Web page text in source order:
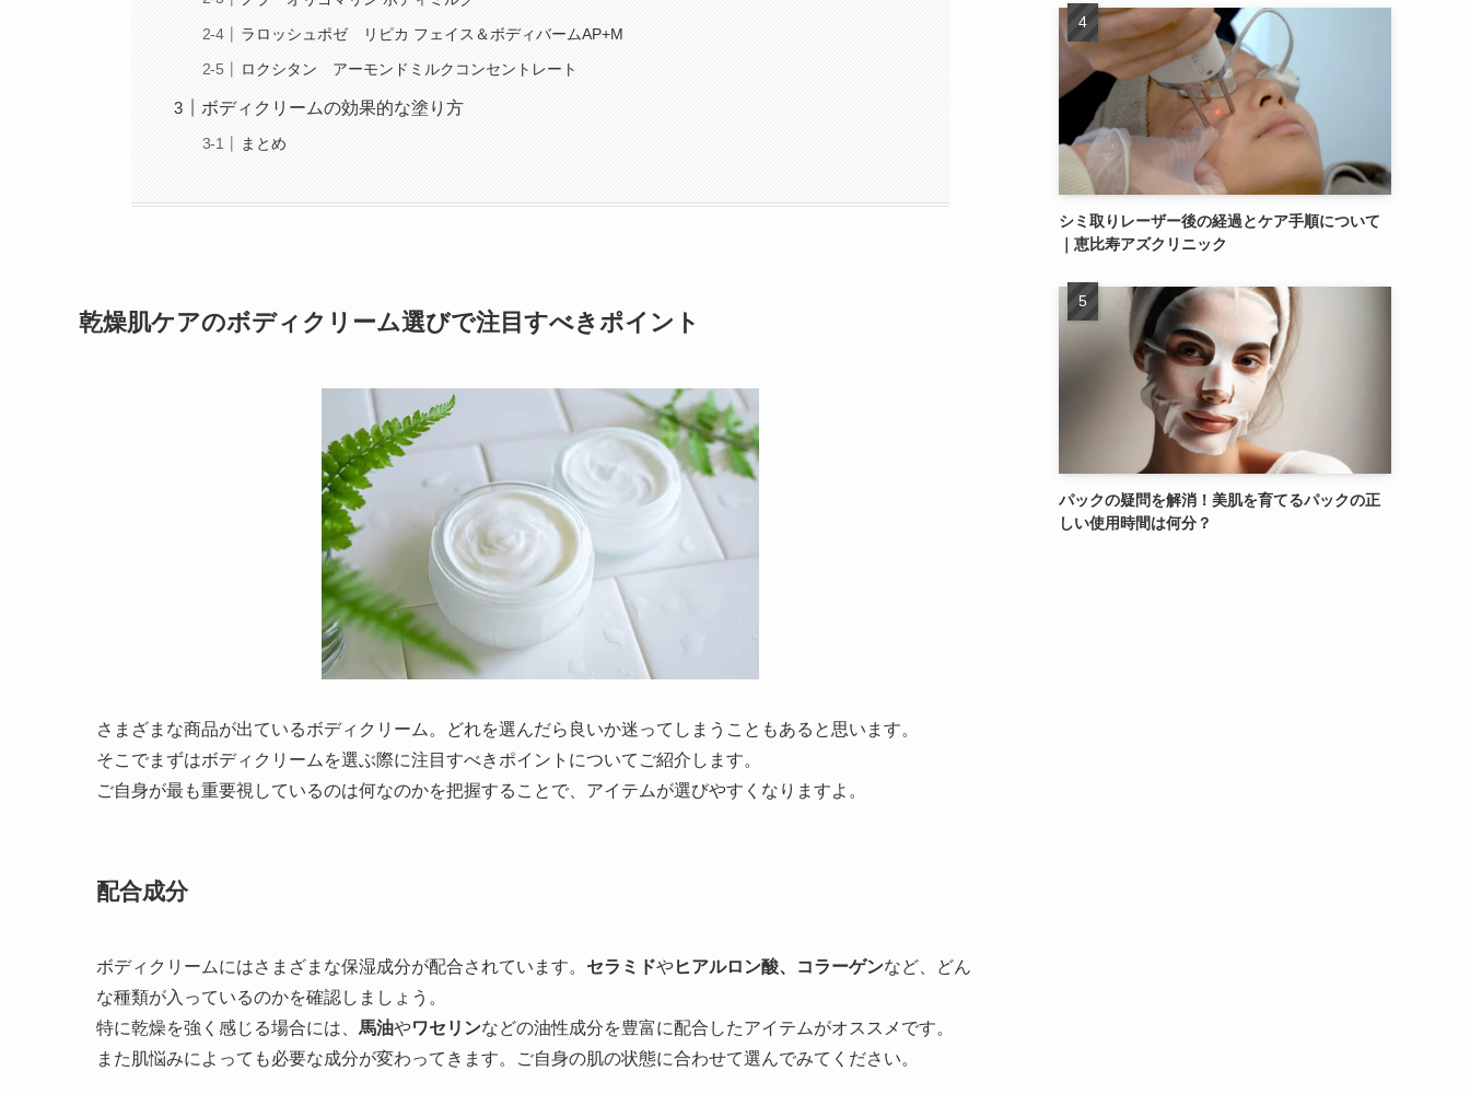
ラロッシュポゼ リピカ フェイス＆ボディバームAP+M
ロクシタン アーモンドミルクコンセントレート
ボディクリームの効果的な塗り方
まとめ
乾燥肌ケアのボディクリーム選びで注目すべきポイント
さまざまな商品が出ているボディクリーム。どれを選んだら良いか迷ってしまうこともあると思います。
そこでまずはボディクリームを選ぶ際に注目すべきポイントについてご紹介します。
ご自身が最も重要視しているのは何なのかを把握することで、アイテムが選びやすくなりますよ。
配合成分
ボディクリームにはさまざまな保湿成分が配合されています。 セラミドやヒアルロン酸、コラーゲンなど、どん
な種類が入っているのかを確認しましょう。
特に乾燥を強く感じる場合には、 馬油やワセリンなどの油性成分を豊富に配合したアイテムがオススメです。
また肌悩みによっても必要な成分が変わってきます。ご自身の肌の状態に合わせて選んでみてください。
シミ取りレーザー後の経過とケア手順について
｜恵比寿アズクリニック
パックの疑問を解消！美肌を育てるパックの正
しい使用時間は何分？